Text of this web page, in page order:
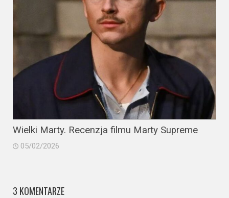
Wielki Marty. Recenzja filmu Marty Supreme
05/02/2026
3 KOMENTARZE